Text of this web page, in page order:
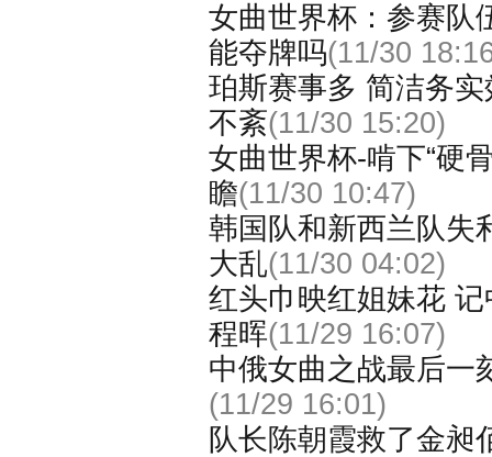
女曲世界杯：参赛队
能夺牌吗(11/30
珀斯赛事多 简洁务
不紊(11/30 15:20)
女曲世界杯-啃下“硬
瞻(11/30 10:47)
韩国队和新西兰队失
大乱(11/30 04:02)
红头巾映红姐妹花
程晖(11/29 16:07)
中俄女曲之战最后一
(11/29 16:01)
队长陈朝霞救了金昶